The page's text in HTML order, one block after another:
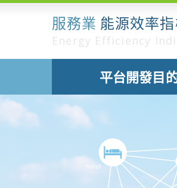
服務業 能源效率
Energy Efficiency
平台開發目